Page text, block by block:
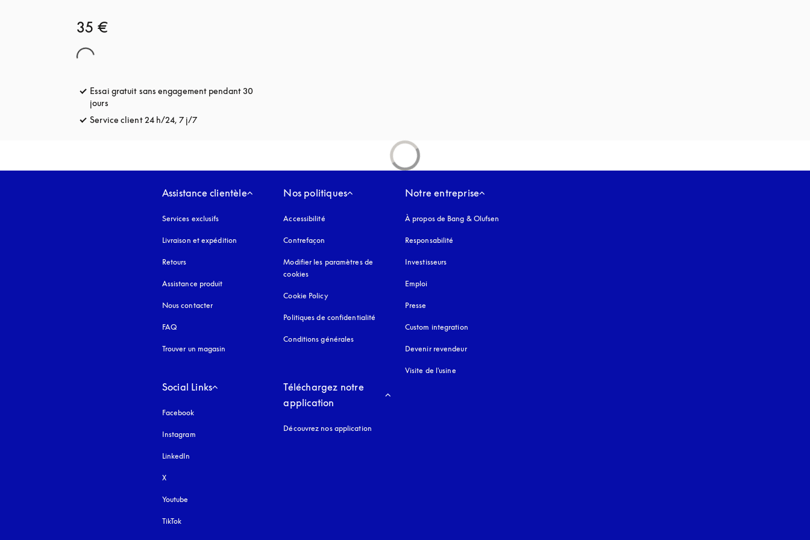
35 €
Essai gratuit sans engagement pendant 30
jours
Service client 24 h/24, 7 j/7
Assistance clientèle
Services exclusifs
Livraison et expédition
Retours
Assistance produit
Nous contacter
FAQ
Trouver un magasin
Nos politiques
Accessibilité s’ouvre dans un nouvel onglet
Contrefaçon s’ouvre dans un nouvel onglet
Modifier les paramètres de
cookies
Cookie Policys’ouvre dans un nouvel onglet
Politiques de confidentialité
Conditions générales
Notre entreprise
À propos de Bang & Olufsen
Responsabilité
Investisseurs
Emploi
Presse
Custom integration
Devenir revendeur
Visite de l'usine
Social Links
Facebook
Instagram
LinkedIn
X
Youtube
TikTok
Téléchargez notre
application
Découvrez nos application